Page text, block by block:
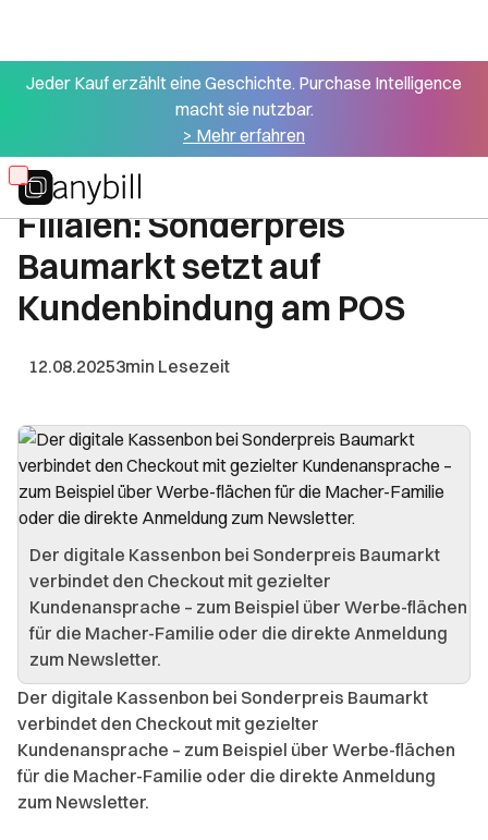
Jeder Kauf erzählt eine Geschichte. Purchase Intelligence
macht sie nutzbar.
> Mehr erfahren
Skip
to
main
content
Alle Presseartikel
Digitale Belege in über 350
Filialen: Sonderpreis
Baumarkt setzt auf
Kundenbindung am POS
12.08.20253min Lesezeit
Der digitale Kassenbon bei Sonderpreis Baumarkt
verbindet den Checkout mit gezielter
Kundenansprache – zum Beispiel über Werbe-flächen
für die Macher-Familie oder die direkte Anmeldung
zum Newsletter.
Der digitale Kassenbon bei Sonderpreis Baumarkt
verbindet den Checkout mit gezielter
Kundenansprache – zum Beispiel über Werbe-flächen
für die Macher-Familie oder die direkte Anmeldung
zum Newsletter.